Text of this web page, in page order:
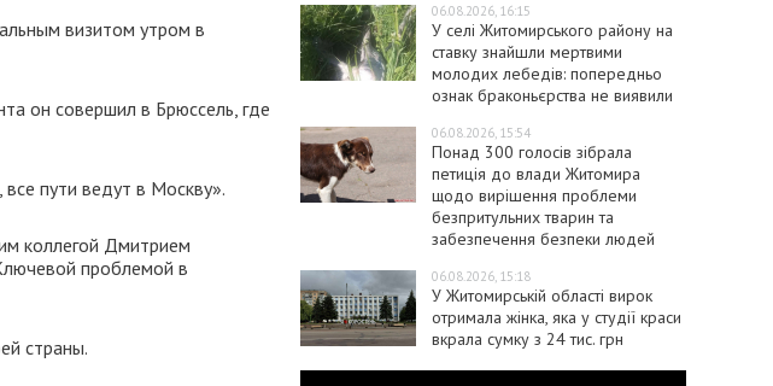
визитом утром в
он совершил в Брюссель, где
пути ведут в Москву».
коллегой Дмитрием
проблемой в
страны.
06.08.2026, 16:15
У селі Житомирського району на
ставку знайшли мертвими
молодих лебедів: попередньо
ознак браконьєрства не виявили
06.08.2026, 15:54
Понад 300 голосів зібрала
петиція до влади Житомира
щодо вирішення проблеми
безпритульних тварин та
забезпечення безпеки людей
06.08.2026, 15:18
У Житомирській області вирок
отримала жінка, яка у студії краси
вкрала сумку з 24 тис. грн